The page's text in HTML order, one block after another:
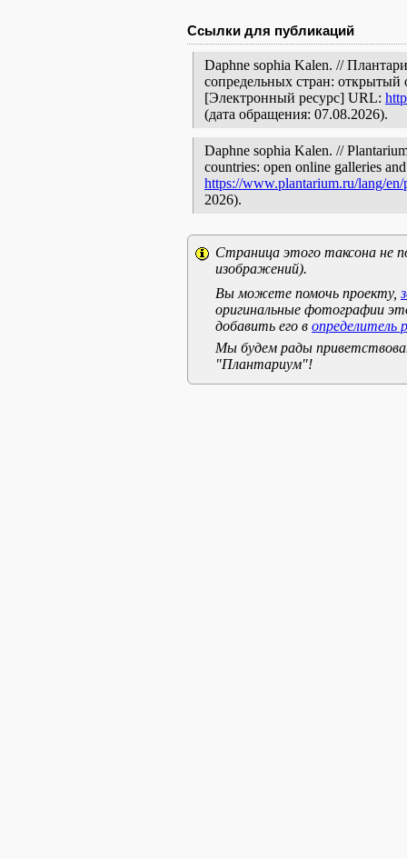
Ссылки для публикаций
Daphne sophia Kalen. //
сопредельных стран: открытый
[Электронный ресурс] URL:
(дата обращения: 07.08.2026).
Daphne sophia Kalen. //
countries: open online galleries
https://www.plantarium.ru/lang/
2026).
Страница этого таксона не
изображений).
Вы можете помочь проекту,
оригинальные фотографии
добавить его в определитель
Мы будем рады
"Плантариум"!